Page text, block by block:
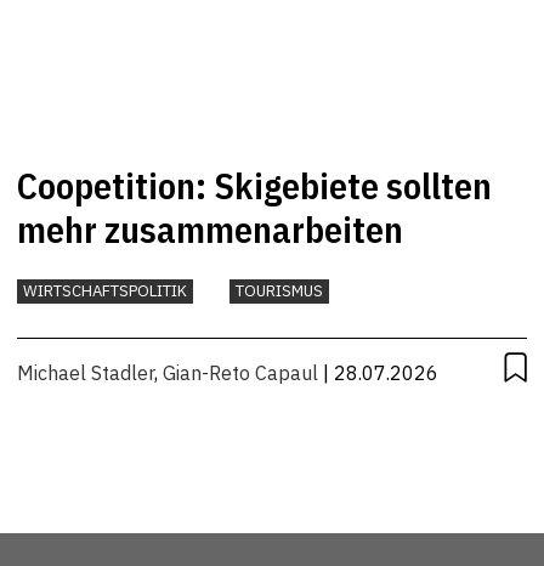
Coopetition: Skigebiete sollten
mehr zusammenarbeiten
WIRTSCHAFTSPOLITIK TOURISMUS
Michael Stadler, Gian-Reto Capaul | 28.07.2026